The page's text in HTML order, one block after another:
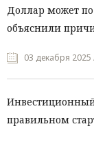
Доллар может
объяснили
03 декабря 2025
Инвестиционный
правильном